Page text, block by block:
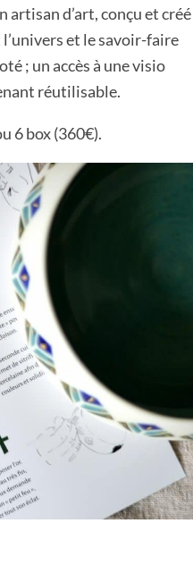
d’art, conçu et créé
et le savoir-faire
; un accès à une visio
réutilisable.
6 box (360€).